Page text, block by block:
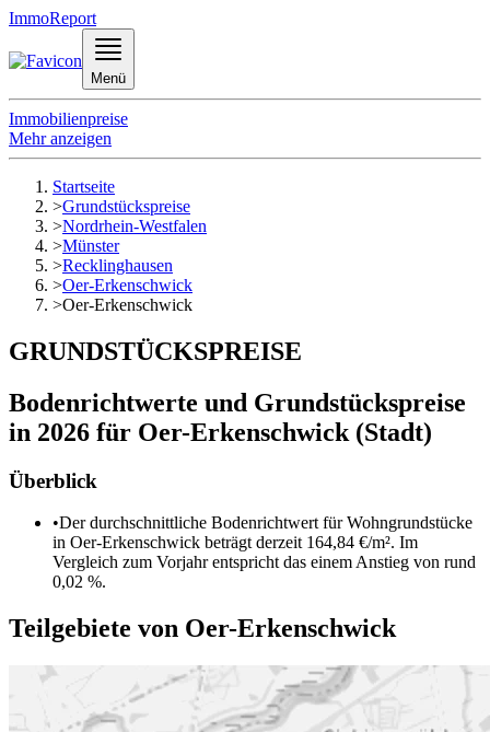
ImmoReport
Menü
Immobilienpreise
Mehr anzeigen
Startseite
>Grundstückspreise
>Nordrhein-Westfalen
>Münster
>Recklinghausen
>Oer-Erkenschwick
>Oer-Erkenschwick
GRUNDSTÜCKSPREISE
Bodenrichtwerte und Grundstückspreise
in 2026 für Oer-Erkenschwick (Stadt)
Überblick
•Der durchschnittliche Bodenrichtwert für Wohngrundstücke
in Oer-Erkenschwick beträgt derzeit 164,84 €/m². Im
Vergleich zum Vorjahr entspricht das einem Anstieg von rund
0,02 %.
Teilgebiete von Oer-Erkenschwick